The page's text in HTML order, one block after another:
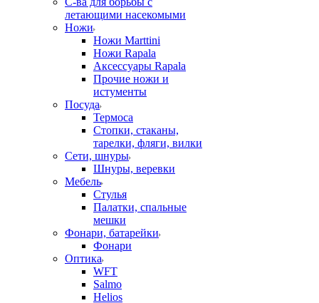
летающими насекомыми
Ножи
Ножи Marttini
Ножи Rapala
Аксессуары Rapala
Прочие ножи и
истументы
Посуда
Термоса
Стопки, стаканы,
тарелки, фляги, вилки
Сети, шнуры
Шнуры, веревки
Мебель
Стулья
Палатки, спальные
мешки
Фонари, батарейки
Фонари
Оптика
WFT
Salmo
Helios